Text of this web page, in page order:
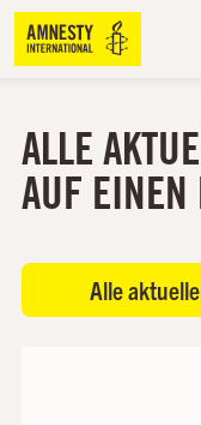
ALLE
AUF
Alle